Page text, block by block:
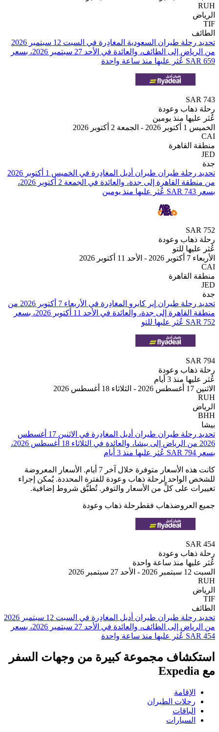
من ⁦الرياض⁩ إلى ⁦الطائف⁩، والعائدة في ⁦الأحد 27 سبتمبر 2026⁩، بسعر
وعودة
منذ يومين
2026
من ⁦منطقة القاهرة⁩ إلى ⁦جدة⁩، والعائدة في ⁦الجمعة 2 أكتوبر 2026⁩،
وعودة
للتو
تحديد رحلة طيران ⁦إير كايرو⁩ المغادِرة في ⁦الأربعاء 7 أكتوبر 2026⁩ من
⁦منطقة القاهرة⁩ إلى ⁦جدة⁩، والعائدة في ⁦الأحد 11 أكتوبر 2026⁩، بسعر
وعودة
3 أيام
تحديد رحلة طيران ⁦طيران أديل⁩ المغادِرة في ⁦الاثنين 17 أغسطس
2026⁩ من ⁦الرياض⁩ إلى ⁦بيشا⁩، والعائدة في ⁦الثلاثاء 18 أغسطس 2026⁩،
كانت هذه الأسعار متوفرة خلال آخر 7 أيام. الأسعار المعروضة
لرحلة ذهاب وعودة للفترة المحددة. يُمكن إجراء
على كلٍّ من الأسعار والتوفر. تُطبَّق شروط إضافية.
ذهاب فقطرحلة ذهاب وعودة
وعودة
منذ ساعة واحدة
من ⁦الرياض⁩ إلى ⁦الطائف⁩، والعائدة في ⁦الأحد 27 سبتمبر 2026⁩، بسعر
مجموعة كبيرة من وجهات السفر
الطيران